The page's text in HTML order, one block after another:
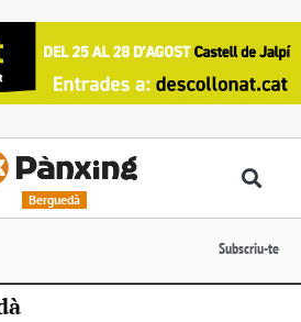
Berguedà
Subscriu-te